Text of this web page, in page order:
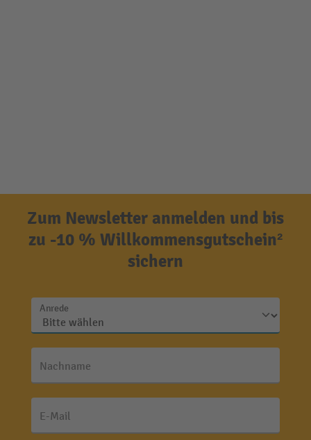
Zum Newsletter anmelden und bis
zu -10 % Willkommensgutschein²
sichern
Anrede
Nachname
E-Mail